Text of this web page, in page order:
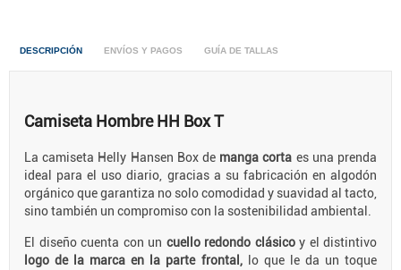
DESCRIPCIÓN ENVÍOS Y PAGOS GUÍA DE TALLAS
Camiseta Hombre HH Box T
La camiseta Helly Hansen Box de manga corta es una prenda
ideal para el uso diario, gracias a su fabricación en algodón
orgánico que garantiza no solo comodidad y suavidad al tacto,
sino también un compromiso con la sostenibilidad ambiental.
El diseño cuenta con un cuello redondo clásicoy el distintivo
logo de la marca en la parte frontal,
lo que le da un toque